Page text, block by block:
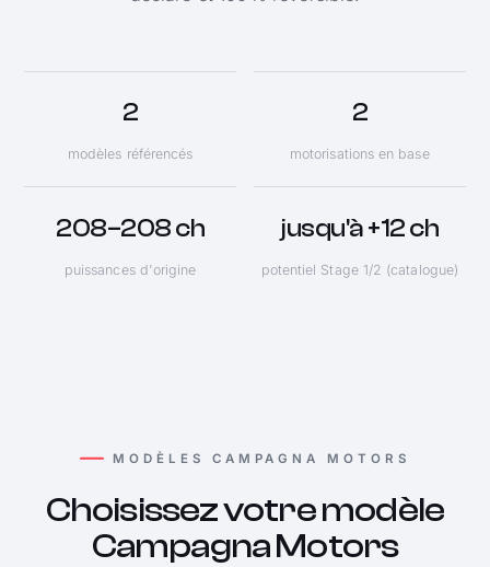
2
modèles référencés
2
motorisations en base
208–208 ch
puissances d'origine
jusqu'à +12 ch
potentiel Stage 1/2 (catalogue)
MODÈLES CAMPAGNA MOTORS
Choisissez votre modèle
Campagna Motors